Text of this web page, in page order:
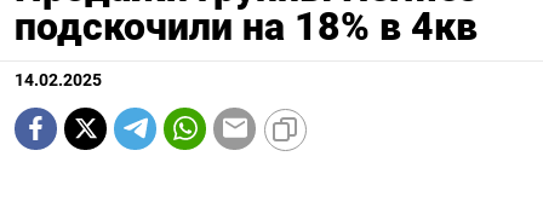
подскочили на 18% в 4кв
14.02.2025